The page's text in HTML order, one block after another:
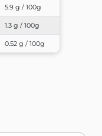
5.9 g / 100g
1.3 g / 100g
0.52 g / 100g